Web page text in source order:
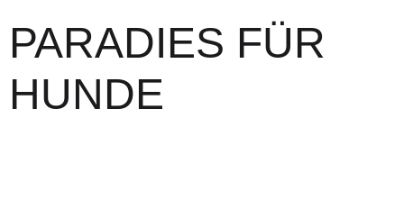
PARADIES FÜR
HUNDE